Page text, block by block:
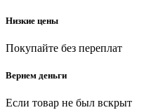
Низкие цены
Покупайте без переплат
Вернем деньги
Если товар не был вскрыт